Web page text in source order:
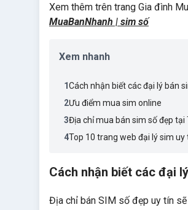
Xem thêm trên trang Gia đình
MuaBanNhanh | sim số
Xem nhanh
1Cách nhận biết các đại lý bán
2Ưu điểm mua sim online
3Địa chỉ mua bán sim số đẹp
4Top 10 trang web đại lý sim uy
Cách nhận biết các đại
Địa chỉ bán SIM số đẹp uy tín